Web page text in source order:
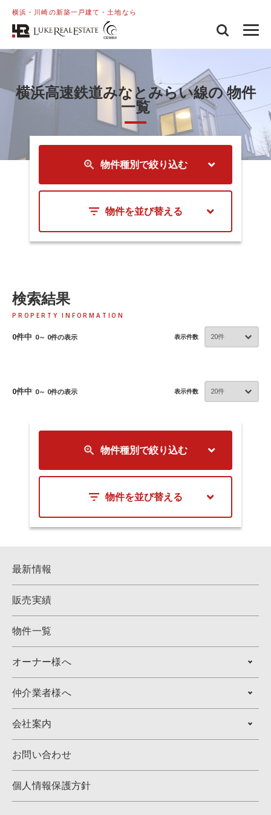
横浜・川崎の新築一戸建て・土地なら
横浜高速鉄道みなとみらい線の 物件
一覧
物件種別で絞り込む
物件を並び替える
検索結果
PROPERTY INFORMATION
0件中 0～ 0件の表示 表示件数
0件中 0～ 0件の表示 表示件数
物件種別で絞り込む
物件を並び替える
最新情報
販売実績
物件一覧
オーナー様へ
仲介業者様へ
会社案内
お問い合わせ
個人情報保護方針